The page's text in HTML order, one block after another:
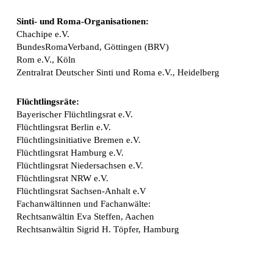
Sinti- und Roma-Organisationen:
Chachipe e.V.
BundesRomaVerband, Göttingen (BRV)
Rom e.V., Köln
Zentralrat Deutscher Sinti und Roma e.V., Heidelberg
Flüchtlingsräte:
Bayerischer Flüchtlingsrat e.V.
Flüchtlingsrat Berlin e.V.
Flüchtlingsinitiative Bremen e.V.
Flüchtlingsrat Hamburg e.V.
Flüchtlingsrat Niedersachsen e.V.
Flüchtlingsrat NRW e.V.
Flüchtlingsrat Sachsen-Anhalt e.V
Fachanwältinnen und Fachanwälte:
Rechtsanwältin Eva Steffen, Aachen
Rechtsanwältin Sigrid H. Töpfer, Hamburg